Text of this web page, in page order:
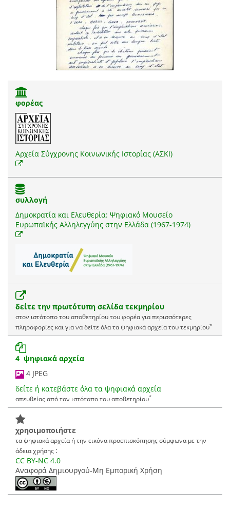
φορέας
Αρχεία Σύγχρονης Κοινωνικής Ιστορίας (ΑΣΚΙ)
συλλογή
Δημοκρατία και Ελευθερία: Ψηφιακό Μουσείο
Ευρωπαϊκής Αλληλεγγύης στην Ελλάδα (1967-1974)
δείτε την πρωτότυπη σελίδα τεκμηρίου
στον ιστότοπο του αποθετηρίου του φορέα για περισσότερες
πληροφορίες και για να δείτε όλα τα ψηφιακά αρχεία του τεκμηρίου*
4 ψηφιακά αρχεία
4 JPEG
δείτε ή κατεβάστε όλα τα ψηφιακά αρχεία
απευθείας από τον ιστότοπο του αποθετηρίου*
χρησιμοποιήστε
τα ψηφιακά αρχεία ή την εικόνα προεπισκόπησης σύμφωνα με την
άδεια χρήσης :
CC BY-NC 4.0
Αναφορά Δημιουργού-Μη Εμπορική Χρήση